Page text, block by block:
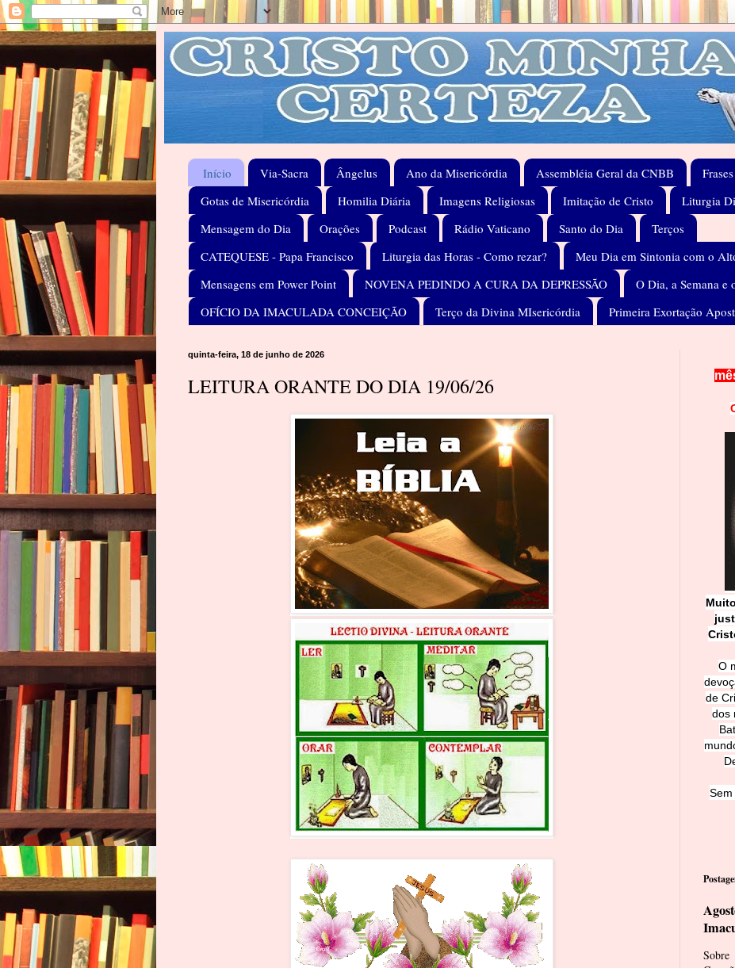
Início Via-Sacra Ângelus Ano da Misericórdia Assembléia Geral da CNBB
Gotas de Misericórdia
Homilia Diária Imagens Religiosas Imitação de Cristo
Liturgia
Mensagem do Dia
Orações Podcast Rádio Vaticano Santo do Dia
Terços
CATEQUESE - Papa Francisco
Liturgia das Horas - Como rezar?
Meu Dia em Sintonia com o
Mensagens em Power Point
NOVENA PEDINDO A CURA DA DEPRESSÃO
O Dia, a Semana e
OFÍCIO DA IMACULADA CONCEIÇÃO
Terço da Divina MIsericórdia Primeira Exortação
quinta-feira, 18 de junho de 2026
LEITURA ORANTE DO DIA 19/06/26
Cri
O
de
dos
Sem
Sobre